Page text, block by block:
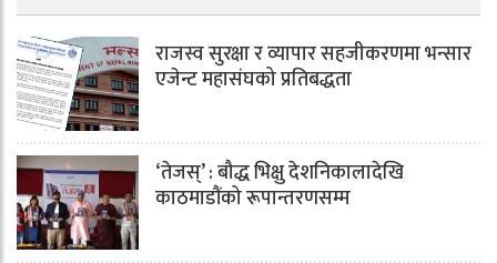
राजस्व सुरक्षा र व्यापार सहजीकरणमा भन्सार
एजेन्ट महासंघको प्रतिबद्धता
‘तेजस्’ : बौद्ध भिक्षु देशनिकालादेखि
काठमाडौंको रूपान्तरणसम्म